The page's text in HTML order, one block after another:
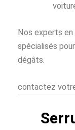
Nos experts
spécialisés
dégâts.
contactez votre